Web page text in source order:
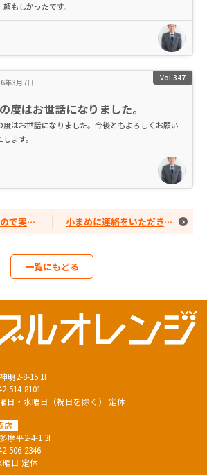
頼もしかったです。
Vol.347
年3月7日
度はお世話になりました。
度はお世話になりました。今後ともよろしくお願い
します。
ることができた。 小まめに連絡をいただき、スムーズに対応してもらいました。
一覧にもどる
明2-8-15 1F
514-8101
日・水曜日（祝日を除く） 定休
店
摩平2-4-1 3F
506-2346
曜日 定休